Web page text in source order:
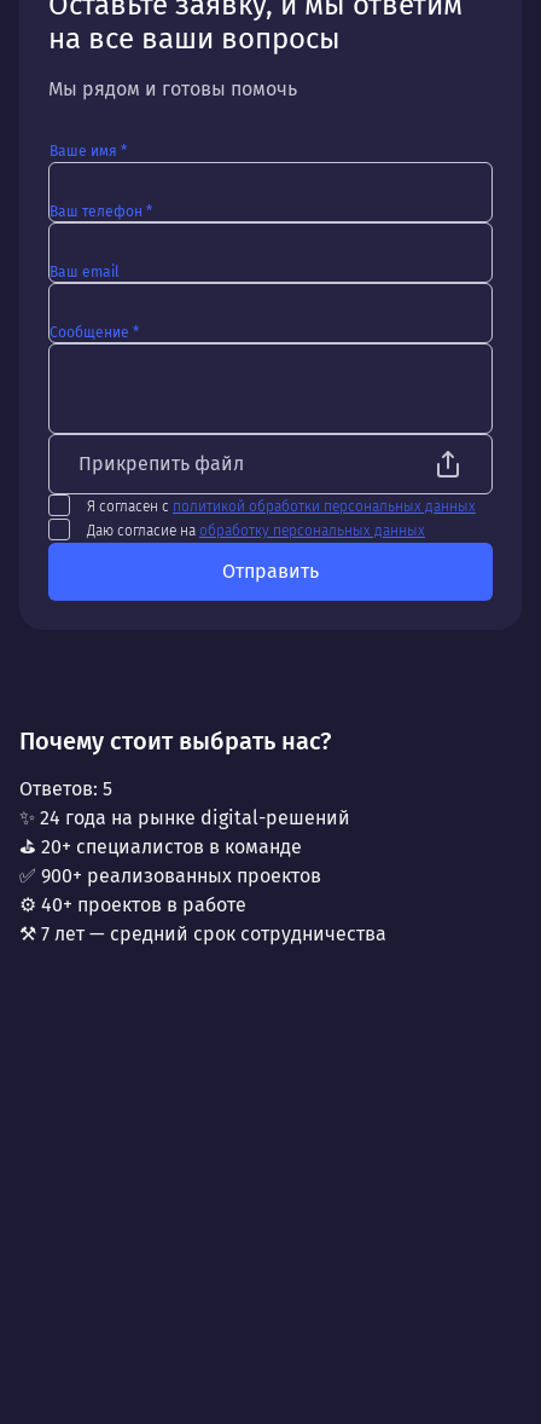
на все ваши вопросы
Мы рядом и готовы помочь
Ваше имя *
Ваш телефон *
Ваш email
Сообщение *
Прикрепить файл
Я согласен с политикой обработки персональных данных
Даю согласие на обработку персональных данных
Отправить
Почему стоит выбрать нас?
Ответов: 5
✨ 24 года на рынке digital-решений
⛳ 20+ специалистов в команде
✅ 900+ реализованных проектов
⚙️ 40+ проектов в работе
⚒️ 7 лет — средний срок сотрудничества